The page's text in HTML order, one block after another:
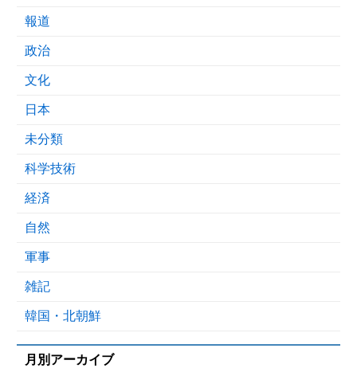
報道
政治
文化
日本
未分類
科学技術
経済
自然
軍事
雑記
韓国・北朝鮮
月別アーカイブ